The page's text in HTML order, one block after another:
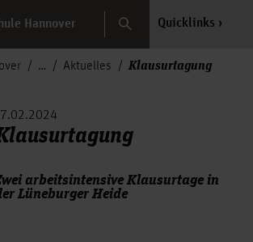
Hannover Search Quicklinks
Aktuelles Klausurtagung
arbeitsintensive Klausurtage in
Lüneburger Heide